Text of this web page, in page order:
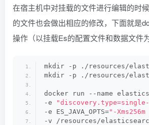
在宿主机中对挂载的文件进行编辑的时
的文件也会做出相应的修改，下面就是
操作（以挂载Es的配置文件和数据文件为
mkdir -p ./resources/
mkdir -p ./resources/
docker run --name
-e
"discovery.type=single-
-e ES_JAVA_OPTS="-Xms256m
-v /resources/